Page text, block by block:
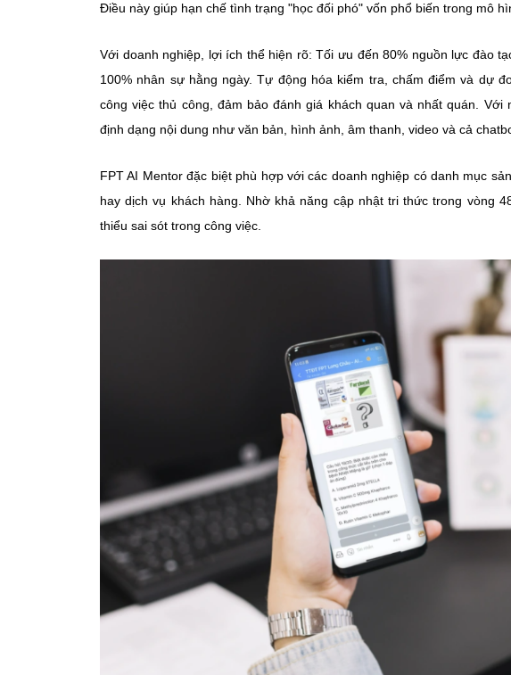
Điều này giúp hạn chế tình trạng "học đối phó" vốn phổ biến trong mô
Với doanh nghiệp, lợi ích thể hiện rõ: Tối ưu đến 80% nguồn lực đào
100% nhân sự hằng ngày. Tự động hóa kiểm tra, chấm điểm và dự
công việc thủ công, đảm bảo đánh giá khách quan và nhất quán.
định dạng nội dung như văn bản, hình ảnh, âm thanh, video và cả
FPT AI Mentor đặc biệt phù hợp với các doanh nghiệp có danh mục
hay dịch vụ khách hàng. Nhờ khả năng cập nhật tri thức trong vòng
thiểu sai sót trong công việc.